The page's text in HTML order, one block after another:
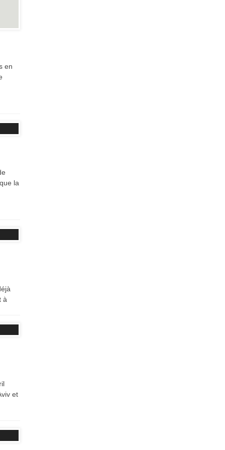
en
la
à
et